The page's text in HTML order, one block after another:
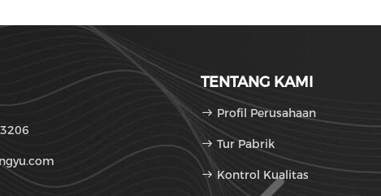
TENTANG KAMI
Profil Perusahaan
Tur Pabrik
Kontrol Kualitas